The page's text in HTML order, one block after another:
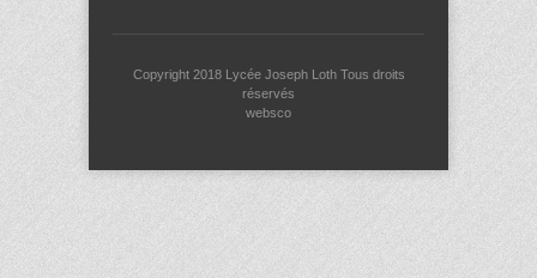
Copyright 2018 Lycée Joseph Loth Tous droits
réservés
websco